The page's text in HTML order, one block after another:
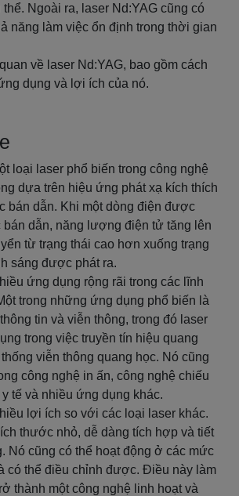
Ngoài ra, laser Nd:YAG cũng có
năng làm việc ổn định trong thời gian
về laser Nd:YAG, bao gồm cách
dụng và lợi ích của nó.
loại laser phổ biến trong công nghệ
dựa trên hiệu ứng phát xạ kích thích
bán dẫn. Khi một dòng điện được
bán dẫn, năng lượng điện tử tăng lên
từ trạng thái cao hơn xuống trạng
sáng được phát ra.
ứng dụng rộng rãi trong các lĩnh
trong những ứng dụng phổ biến là
tin và viễn thông, trong đó laser
trong việc truyền tín hiệu quang
viễn thông quang học. Nó cũng
công nghệ in ấn, công nghệ chiếu
tế và nhiều ứng dụng khác.
lợi ích so với các loại laser khác.
thước nhỏ, dễ dàng tích hợp và tiết
Nó cũng có thể hoạt động ở các mức
có thể điều chỉnh được. Điều này làm
thành một công nghệ linh hoạt và